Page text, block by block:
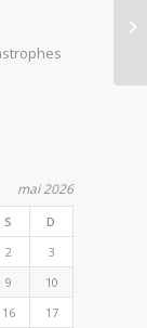
mai 2026
S
D
2
3
9
10
16
17